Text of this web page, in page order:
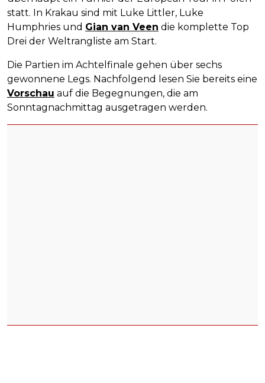
statt. In Krakau sind mit Luke Littler, Luke
Humphries und Gian van Veen die komplette Top
Drei der Weltrangliste am Start.
Die Partien im Achtelfinale gehen über sechs
gewonnene Legs. Nachfolgend lesen Sie bereits eine
Vorschau auf die Begegnungen, die am
Sonntagnachmittag ausgetragen werden.